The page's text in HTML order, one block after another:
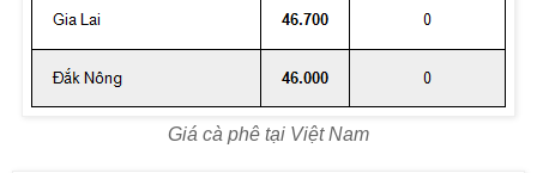
Giá cà phê tại Việt Nam